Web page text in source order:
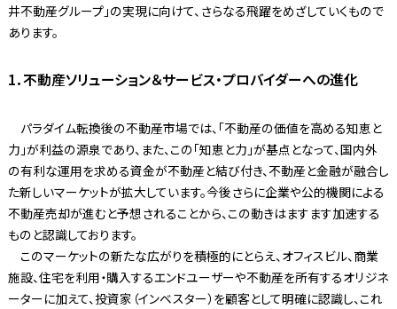
井不動産グループ」の実現に向けて、さらなる飛躍をめざしていくもので
あります。
1．不動産ソリューション＆サービス・プロバイダーへの進化
パラダイム転換後の不動産市場では、「不動産の価値を高める知恵と
力」が利益の源泉であり、また、この「知恵と力」が基点となって、国内外
の有利な運用を求める資金が不動産と結び付き、不動産と金融が融合し
た新しいマーケットが拡大しています。今後さらに企業や公的機関による
不動産売却が進むと予想されることから、この動きはますます加速する
ものと認識しております。
このマーケットの新たな広がりを積極的にとらえ、オフィスビル、商業
施設、住宅を利用・購入するエンドユーザーや不動産を所有するオリジネ
ーターに加えて、投資家（インベスター）を顧客として明確に認識し、これ